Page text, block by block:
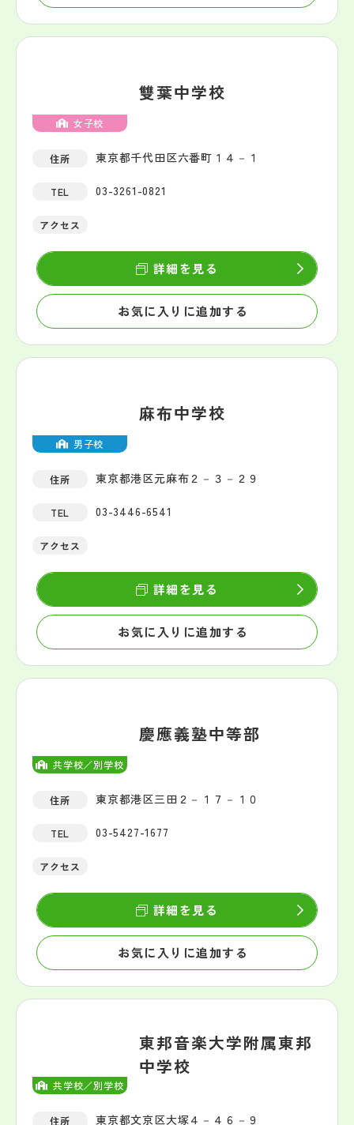
女子校
雙葉中学校
住所 東京都千代田区六番町１４－１
TEL 03-3261-0821
アクセス
お気に入りに追加する
詳細を見る
男子校
麻布中学校
住所 東京都港区元麻布２－３－２９
TEL 03-3446-6541
アクセス
お気に入りに追加する
詳細を見る
共学校／別学校
慶應義塾中等部
住所 東京都港区三田２－１７－１０
TEL 03-5427-1677
アクセス
お気に入りに追加する
詳細を見る
共学校／別学校
東邦音楽大学附属東邦
中学校
住所 東京都文京区大塚４－４６－９